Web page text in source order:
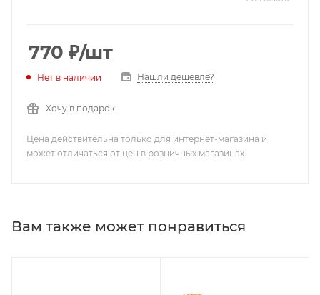
770 ₽/шт
Нет в наличии Нашли дешевле?
Хочу в подарок
Цена действительна только для интернет-магазина и
может отличаться от цен в розничных магазинах
Вам также может понравиться